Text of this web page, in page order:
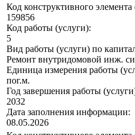
Код конструктивного
159856
Код работы (услуги):
5
Вид работы (услуги) по
Ремонт внутридомовой инж.
Единица измерения работы
пог.м.
Год завершения работы
2032
Дата заполнения информации:
08.05.2026